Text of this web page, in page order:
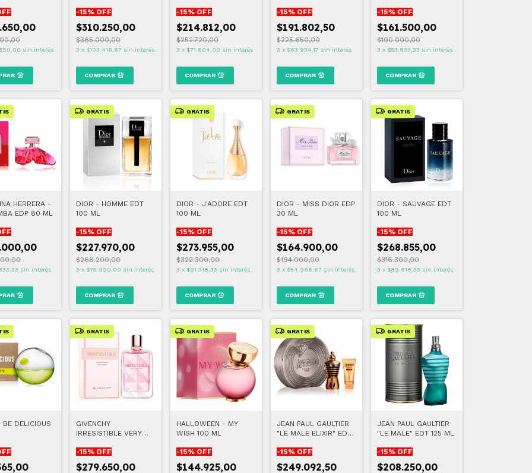
50 ML
sin interés
-15% OFF
$310.250,00
$365.000,00
3 x $103.416,67 sin interés
-15% OFF
$214.812,00
$252.720,00
3 x $71.604,00 sin interés
-15% OFF
$191.802,50
$225.650,00
3 x $63.934,17 sin interés
-15% OFF
$161.500,00
$190.000,00
3 x $53.833,33 sin interés
HERRERA -
EDP 80 ML
sin interés
GRATIS
DIOR - HOMME EDT
100 ML
-15% OFF
$227.970,00
$268.200,00
3 x $75.990,00 sin interés
GRATIS
DIOR - J'ADORE EDT
100 ML
-15% OFF
$273.955,00
$322.300,00
3 x $91.318,33 sin interés
GRATIS
DIOR - MISS DIOR EDP
30 ML
-15% OFF
$164.900,00
$194.000,00
3 x $54.966,67 sin interés
GRATIS
DIOR - SAUVAGE EDT
100 ML
-15% OFF
$268.855,00
$316.300,00
3 x $89.618,33 sin interés
DELICIOUS
GRATIS
GIVENCHY
IRRESISTIBLE VERY
-15% OFF
$279.650,00
GRATIS
HALLOWEEN - MY
WISH 100 ML
-15% OFF
$144.925,00
GRATIS
JEAN PAUL GAULTIER
"LE MALE ELIXIR" EDT
-15% OFF
$249.092,50
GRATIS
JEAN PAUL GAULTIER
"LE MALE" EDT 125 ML
-15% OFF
$208.250,00